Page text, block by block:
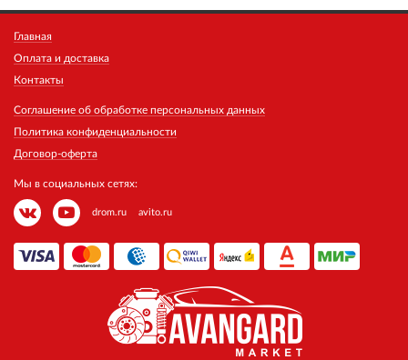
Главная
Оплата и доставка
Контакты
Соглашение об обработке персональных данных
Политика конфиденциальности
Договор-оферта
Мы в социальных сетях:
drom.ru avito.ru